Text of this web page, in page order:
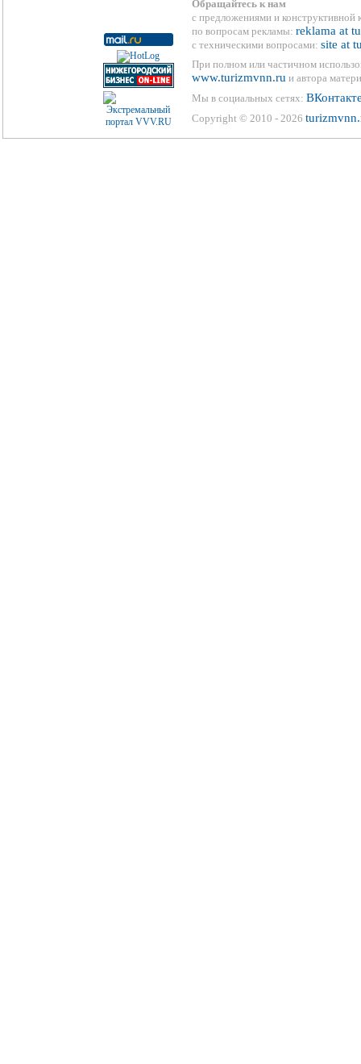
Обращайтесь к нам
с предложениями и конструктивной
по вопросам рекламы: reklama at
с техническими вопросами: site at
При полном или частичном
www.turizmvnn.ru и автора
Мы в социальных сетях:
Copyright © 2010 - 2026